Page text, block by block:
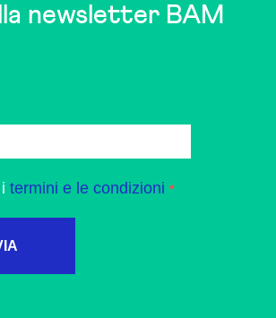
newsletter BAM
termini e le condizioni